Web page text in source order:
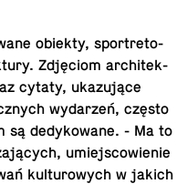
obiekty, spor­tre­to­
Zdję­ciom ar­chi­tek­
cytaty, uka­zu­ją­ce
wy­da­rzeń, często
są de­dy­ko­wa­ne. - Ma to
umiej­sco­wie­nie
kul­tu­ro­wych w jakich